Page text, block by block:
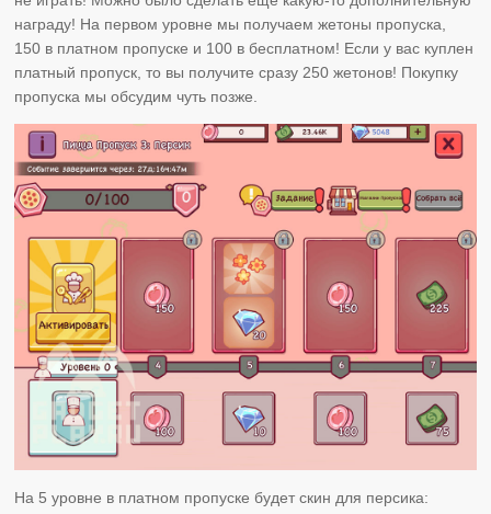
награду! На первом уровне мы получаем жетоны пропуска,
150 в платном пропуске и 100 в бесплатном! Если у вас куплен
платный пропуск, то вы получите сразу 250 жетонов! Покупку
пропуска мы обсудим чуть позже.
На 5 уровне в платном пропуске будет скин для персика: